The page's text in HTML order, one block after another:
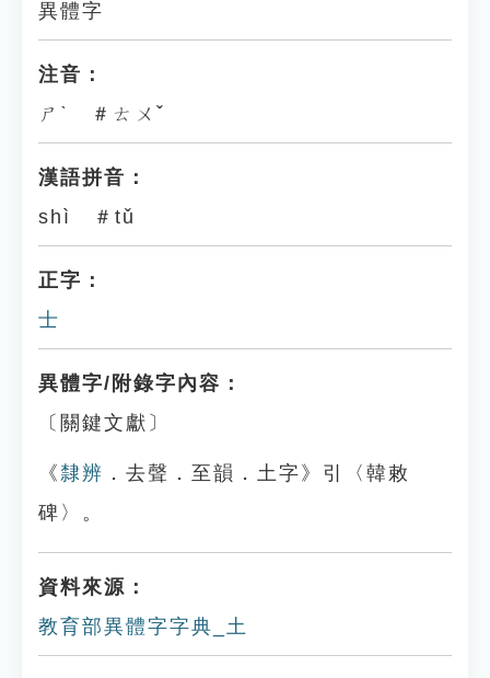
異體字
注音：
ㄕˋ ＃ㄊㄨˇ
漢語拼音：
shì ＃tǔ
正字：
士
異體字/附錄字內容：
〔關鍵文獻〕
《隸辨 ．去聲．至韻．土字》引〈韓敕
碑〉。
資料來源：
教育部異體字字典_土